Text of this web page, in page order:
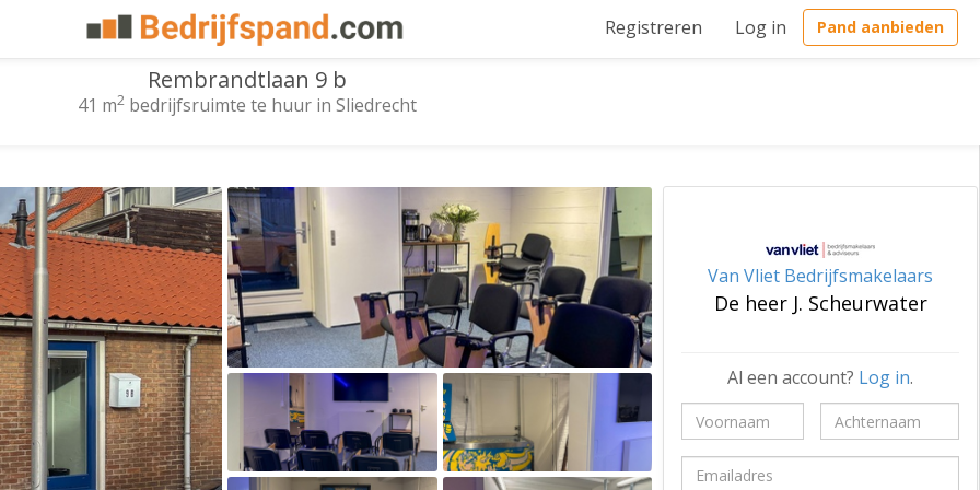
Registreren Log in Pand aanbieden
Rembrandtlaan 9 b
41 m2 bedrijfsruimte te huur in Sliedrecht
Van Vliet Bedrijfsmakelaars
De heer J. Scheurwater
Al een account? Log in.